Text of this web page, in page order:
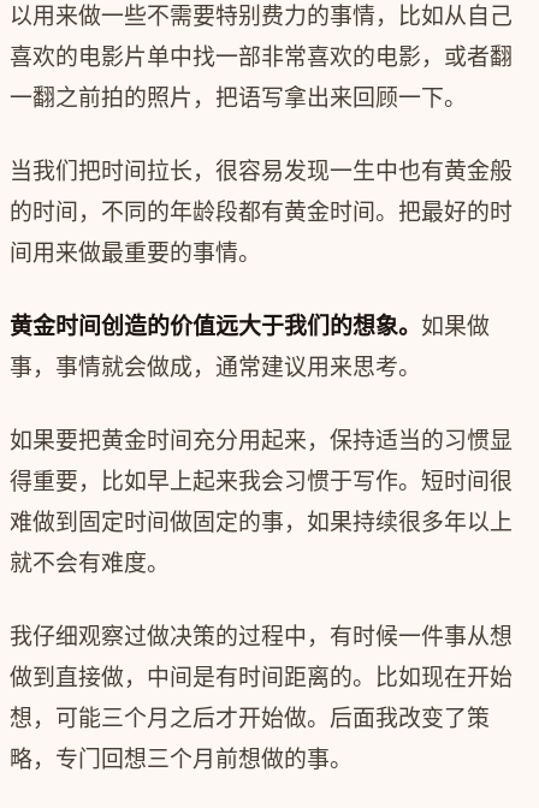
以用来做一些不需要特别费力的事情，比如从自己
喜欢的电影片单中找一部非常喜欢的电影，或者翻
一翻之前拍的照片，把语写拿出来回顾一下。
当我们把时间拉长，很容易发现一生中也有黄金般
的时间，不同的年龄段都有黄金时间。把最好的时
间用来做最重要的事情。
黄金时间创造的价值远大于我们的想象。 如果做
事，事情就会做成，通常建议用来思考。
如果要把黄金时间充分用起来，保持适当的习惯显
得重要，比如早上起来我会习惯于写作。短时间很
难做到固定时间做固定的事，如果持续很多年以上
就不会有难度。
我仔细观察过做决策的过程中，有时候一件事从想
做到直接做，中间是有时间距离的。比如现在开始
想，可能三个月之后才开始做。后面我改变了策
略，专门回想三个月前想做的事。